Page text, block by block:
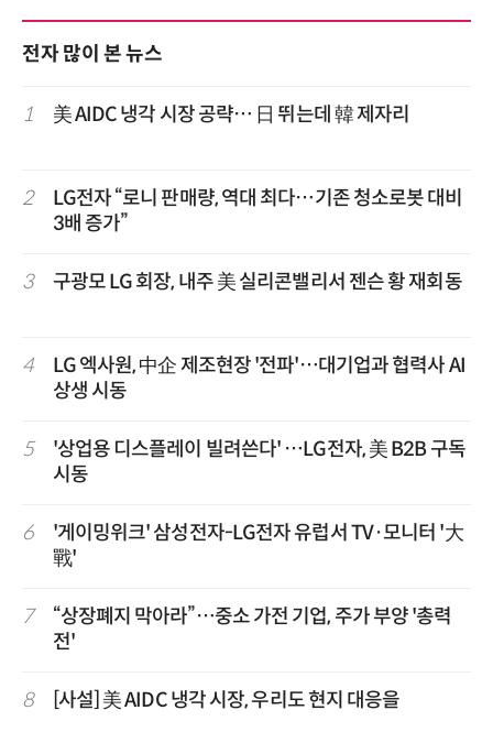
전자 많이 본 뉴스
1 美 AIDC 냉각 시장 공략… 日 뛰는데 韓 제자리
2
LG전자 “로니 판매량, 역대 최다…기존 청소로봇 대비
3배 증가”
3 구광모 LG 회장, 내주 美 실리콘밸리서 젠슨 황 재회동
4
LG 엑사원, 中企 제조현장 '전파'…대기업과 협력사 AI
상생 시동
5
'상업용 디스플레이 빌려쓴다' …LG전자, 美 B2B 구독
시동
6
'게이밍위크' 삼성전자-LG전자 유럽서 TV·모니터 '大
戰'
7
“상장폐지 막아라”…중소 가전 기업, 주가 부양 '총력
전'
8 [사설] 美 AIDC 냉각 시장, 우리도 현지 대응을